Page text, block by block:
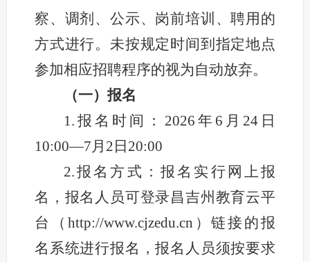
察、调剂、公示、岗前培训、聘用的
方式进行。未按规定时间到指定地点
参加相应招聘程序的视为自动放弃。
（一）报名
1.报名时间：2026年6月24日
10:00—7月2日20:00
2.报名方式：报名实行网上报
名，报名人员可登录昌吉州教育云平
台（http://www.cjzedu.cn）链接的报
名系统进行报名，报名人员须按要求